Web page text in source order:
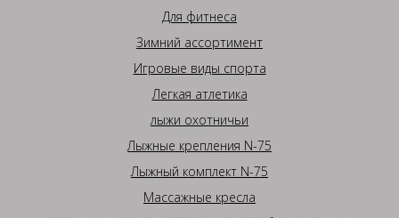
Для фитнеса
Зимний ассортимент
Игровые виды спорта
Легкая атлетика
лыжи охотничьи
Лыжные крепления N-75
Лыжный комплект N-75
Массажные кресла